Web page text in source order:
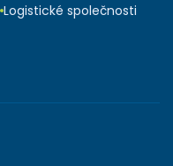
Logistické společnosti